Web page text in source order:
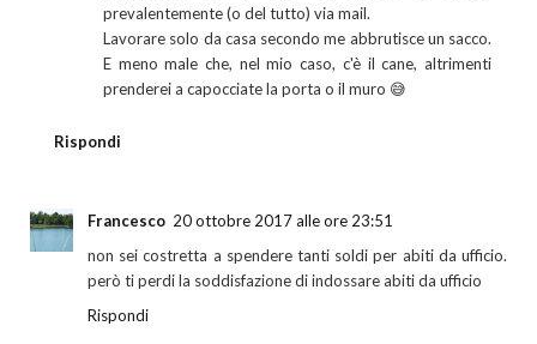
prevalentemente (o del tutto) via mail.
Lavorare solo da casa secondo me abbrutisce un sacco.
E meno male che, nel mio caso, c'è il cane, altrimenti
prenderei a capocciate la porta o il muro 😅
Rispondi
Francesco 20 ottobre 2017 alle ore 23:51
non sei costretta a spendere tanti soldi per abiti da ufficio.
però ti perdi la soddisfazione di indossare abiti da ufficio
Rispondi